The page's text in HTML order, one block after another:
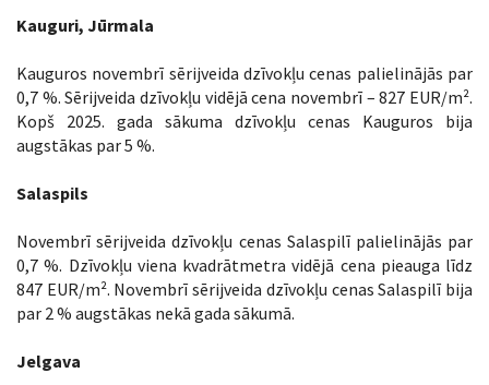
Kauguri, Jūrmala
Kauguros novembrī sērijveida dzīvokļu cenas palielinājās par
0,7 %. Sērijveida dzīvokļu vidējā cena novembrī – 827 EUR/m².
Kopš 2025. gada sākuma dzīvokļu cenas Kauguros bija
augstākas par 5 %.
Salaspils
Novembrī sērijveida dzīvokļu cenas Salaspilī palielinājās par
0,7 %. Dzīvokļu viena kvadrātmetra vidējā cena pieauga līdz
847 EUR/m². Novembrī sērijveida dzīvokļu cenas Salaspilī bija
par 2 % augstākas nekā gada sākumā.
Jelgava